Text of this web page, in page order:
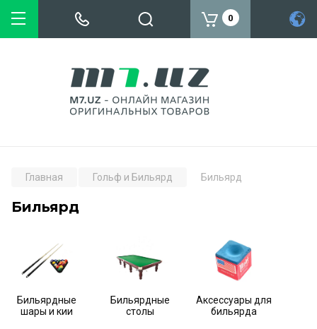
0
Главная Гольф и Бильярд Бильярд
Бильярд
Бильярдные
шары и кии
Бильярдные
столы
Аксессуары для
бильярда